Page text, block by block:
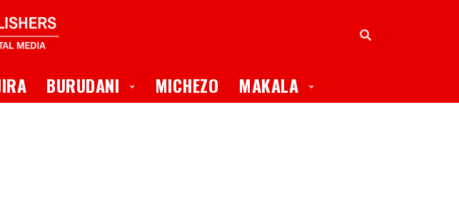
BURUDANI Toggle Dropdown
MICHEZO MAKALA Toggle Dropdown